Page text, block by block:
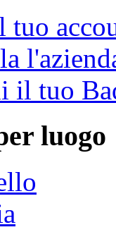
tuo
il tuo
luogo